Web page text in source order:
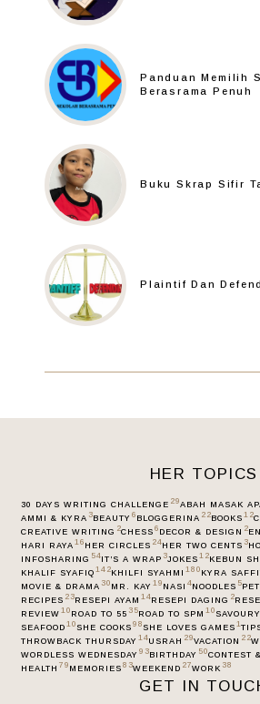
Panduan Memilih
Berasrama Penuh
Buku Skrap Sifir
Plaintif Dan
HER TOPICS
30 DAYS WRITING CHALLENGE 29ABAH MASAK
AMMI & KYRA 3BEAUTY 6 BLOGGERINA 22BOOKS 12
CREATIVE WRITING 2CHESS 6 DECOR & DESIGN 2
HARI RAYA 16 HER CIRCLES 24HER TWO CENTS 3
INFOSHARING 54IT’S A WRAP 3JOKES 12KEBUN
KHALIF SYAFIQ 142KHILFI SYAHMI 180 KYRA
MOVIE & DRAMA 30 MR. KAY 19 NASI 4NOODLES 5PET
RECIPES 23RESEPI AYAM 14RESEPI DAGING 2
REVIEW 10 ROAD TO 55 35ROAD TO SPM 10
SEAFOOD 10 SHE COOKS 98 SHE LOVES GAMES 1
THROWBACK THURSDAY 14USRAH 29VACATION 22
WORDLESS WEDNESDAY 93BIRTHDAY 50CONTEST
HEALTH 79 MEMORIES 83WEEKEND 27WORK 38
GET IN